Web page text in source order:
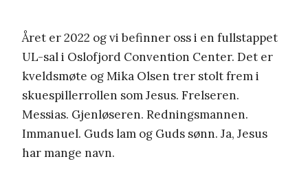
Året er 2022 og vi befinner oss i en fullstappet
UL-sal i Oslofjord Convention Center. Det er
kveldsmøte og Mika Olsen trer stolt frem i
skuespillerrollen som Jesus. Frelseren.
Messias. Gjenløseren. Redningsmannen.
Immanuel. Guds lam og Guds sønn. Ja, Jesus
har mange navn.